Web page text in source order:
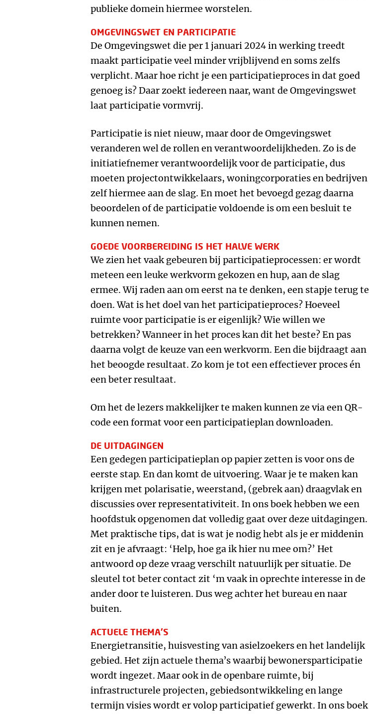
publieke domein hiermee worstelen.
OMGEVINGSWET EN PARTICIPATIE
De Omgevingswet die per 1 januari 2024 in werking treedt
maakt participatie veel minder vrijblijvend en soms zelfs
verplicht. Maar hoe richt je een participatieproces in dat goed
genoeg is? Daar zoekt iedereen naar, want de Omgevingswet
laat participatie vormvrij.
Participatie is niet nieuw, maar door de Omgevingswet
veranderen wel de rollen en verantwoordelijkheden. Zo is de
initiatiefnemer verantwoordelijk voor de participatie, dus
moeten projectontwikkelaars, woningcorporaties en bedrijven
zelf hiermee aan de slag. En moet het bevoegd gezag daarna
beoordelen of de participatie voldoende is om een besluit te
kunnen nemen.
GOEDE VOORBEREIDING IS HET HALVE WERK
We zien het vaak gebeuren bij participatieprocessen: er wordt
meteen een leuke werkvorm gekozen en hup, aan de slag
ermee. Wij raden aan om eerst na te denken, een stapje terug te
doen. Wat is het doel van het participatieproces? Hoeveel
ruimte voor participatie is er eigenlijk? Wie willen we
betrekken? Wanneer in het proces kan dit het beste? En pas
daarna volgt de keuze van een werkvorm. Een die bijdraagt aan
het beoogde resultaat. Zo kom je tot een effectiever proces én
een beter resultaat.
Om het de lezers makkelijker te maken kunnen ze via een QR-
code een format voor een participatieplan downloaden.
DE UITDAGINGEN
Een gedegen participatieplan op papier zetten is voor ons de
eerste stap. En dan komt de uitvoering. Waar je te maken kan
krijgen met polarisatie, weerstand, (gebrek aan) draagvlak en
discussies over representativiteit. In ons boek hebben we een
hoofdstuk opgenomen dat volledig gaat over deze uitdagingen.
Met praktische tips, dat is wat je nodig hebt als je er middenin
zit en je afvraagt: ‘Help, hoe ga ik hier nu mee om?’ Het
antwoord op deze vraag verschilt natuurlijk per situatie. De
sleutel tot beter contact zit ‘m vaak in oprechte interesse in de
ander door te luisteren. Dus weg achter het bureau en naar
buiten.
ACTUELE THEMA’S
Energietransitie, huisvesting van asielzoekers en het landelijk
gebied. Het zijn actuele thema’s waarbij bewonersparticipatie
wordt ingezet. Maar ook in de openbare ruimte, bij
infrastructurele projecten, gebiedsontwikkeling en lange
termijn visies wordt er volop participatief gewerkt. In ons boek